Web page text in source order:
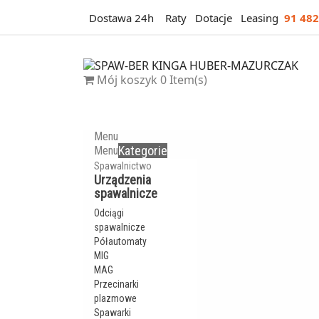
Dostawa 24h Raty Dotacje Leasing 91
Mój koszyk 0Item(s)
Menu
MenuKategorie
Spawalnictwo
Urządzenia
spawalnicze
Odciągi
spawalnicze
Półautomaty
MIG
MAG
Przecinarki
plazmowe
Spawarki